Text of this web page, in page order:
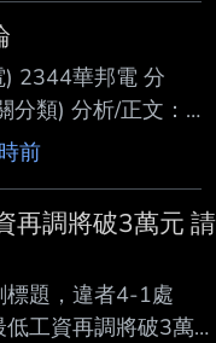
2344華邦電 分
類) 分析/正文：
按照之前的慣性
開完之後要發分析
二季增逾七成、年
成 較上季及去年
優化與售價上漲
前
再調將破3萬元 請
標題，違者4-1處
工資再調將破3萬元